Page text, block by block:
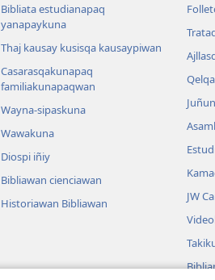
Bibliata estudianapaq
yanapaykuna
Thaj kausay kusisqa kausaypiwan
Casarasqakunapaq
familiakunapaqwan
Wayna-sipaskuna
Wawakuna
Diospi iñiy
Bibliawan cienciawan
Historiawan Bibliawan
JW